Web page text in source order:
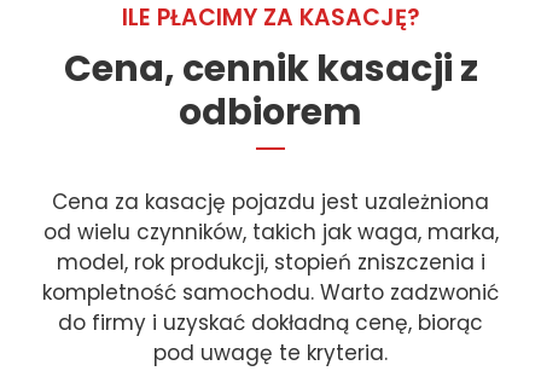
ILE PŁACIMY ZA KASACJĘ?
Cena, cennik kasacji z
odbiorem
Cena za kasację pojazdu jest uzależniona
od wielu czynników, takich jak waga, marka,
model, rok produkcji, stopień zniszczenia i
kompletność samochodu. Warto zadzwonić
do firmy i uzyskać dokładną cenę, biorąc
pod uwagę te kryteria.